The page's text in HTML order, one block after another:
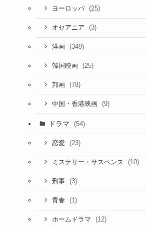
ヨーロッパ (25)
オセアニア (3)
洋画 (349)
韓国映画 (25)
邦画 (78)
中国・香港映画 (9)
ドラマ (54)
恋愛 (23)
ミステリー・サスペンス (10)
刑事 (3)
青春 (1)
ホームドラマ (12)